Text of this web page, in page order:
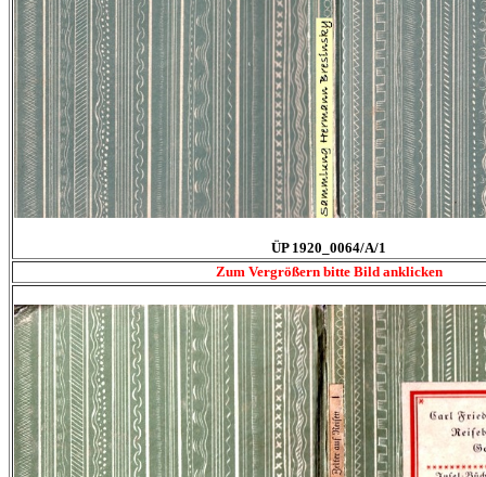
ÜP 1920_0064/A/1
Zum Vergrößern bitte Bild anklicken